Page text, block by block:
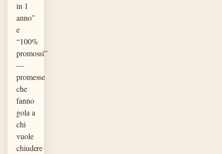
in 1
anno”
e
“100%
promossi”
—
promesse
che
fanno
gola a
chi
vuole
chiudere